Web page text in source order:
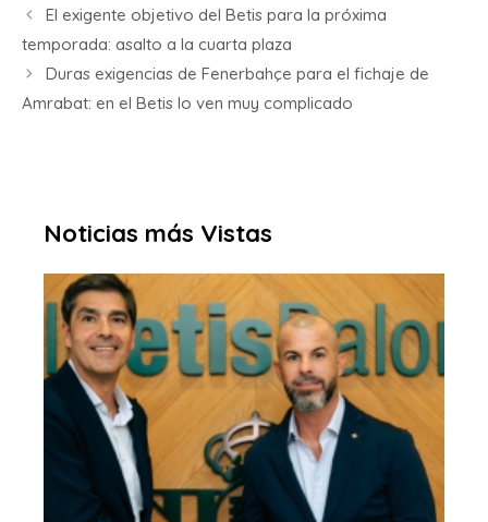
El exigente objetivo del Betis para la próxima
temporada: asalto a la cuarta plaza
Duras exigencias de Fenerbahçe para el fichaje de
Amrabat: en el Betis lo ven muy complicado
Noticias más Vistas